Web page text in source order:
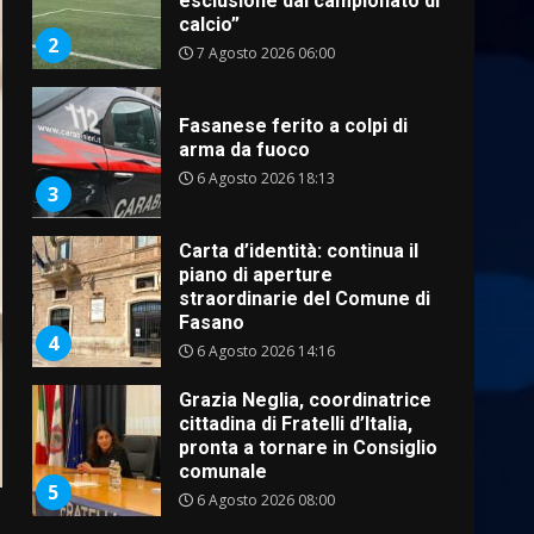
3
6 Agosto 2026 18:13
4
piano di aperture
straordinarie del Comune di
Fasano
5
Grazia Neglia, coordinatrice
cittadina di Fratelli d’Italia,
pronta a tornare in Consiglio
comunale
6 Agosto 2026 08:00
6
Cura dei beni comuni e
cittadinanza attiva: online
l’avviso per la gestione
condivisa della Villetta di
Laureto